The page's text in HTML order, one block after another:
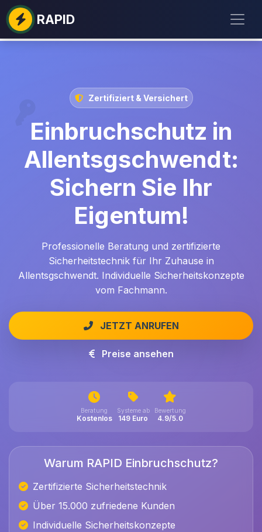
RAPID
Zertifiziert & Versichert
Einbruchschutz in
Allentsgschwendt:
Sichern Sie Ihr
Eigentum!
Professionelle Beratung und zertifizierte
Sicherheitstechnik für Ihr Zuhause in
Allentsgschwendt. Individuelle Sicherheitskonzepte
vom Fachmann.
JETZT ANRUFEN
Preise ansehen
Beratung
Kostenlos
Systeme ab
149 Euro
Bewertung
4.9/5.0
Warum RAPID Einbruchschutz?
Zertifizierte Sicherheitstechnik
Über 15.000 zufriedene Kunden
Individuelle Sicherheitskonzepte